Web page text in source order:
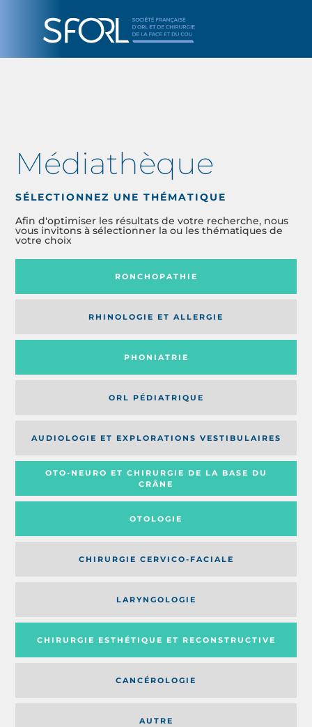
Médiathèque
SÉLECTIONNEZ UNE THÉMATIQUE
Afin d'optimiser les résultats de votre recherche, nous
vous invitons à sélectionner la ou les thématiques de
votre choix
RONCHOPATHIE
RHINOLOGIE ET ALLERGIE
PHONIATRIE
ORL PÉDIATRIQUE
AUDIOLOGIE ET EXPLORATIONS VESTIBULAIRES
OTO-NEURO ET CHIRURGIE DE LA BASE DU
CRÂNE
OTOLOGIE
CHIRURGIE CERVICO-FACIALE
AUTRE
LARYNGOLOGIE
CHIRURGIE ESTHÉTIQUE ET RECONSTRUCTIVE
CANCÉROLOGIE